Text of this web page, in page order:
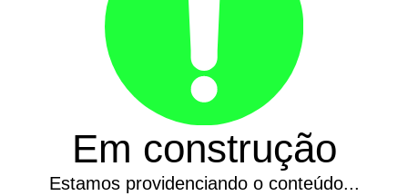
Em construção
Estamos providenciando o conteúdo...